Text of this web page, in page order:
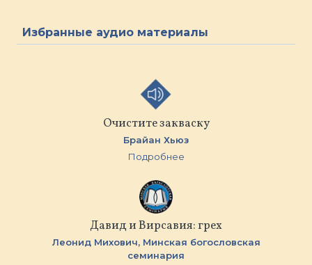
Избранные аудио материалы
Очистите закваску
Брайан Хьюз
Подробнее
Давид и Вирсавия: грех
Леонид Михович, Минская бoгословская
семинария